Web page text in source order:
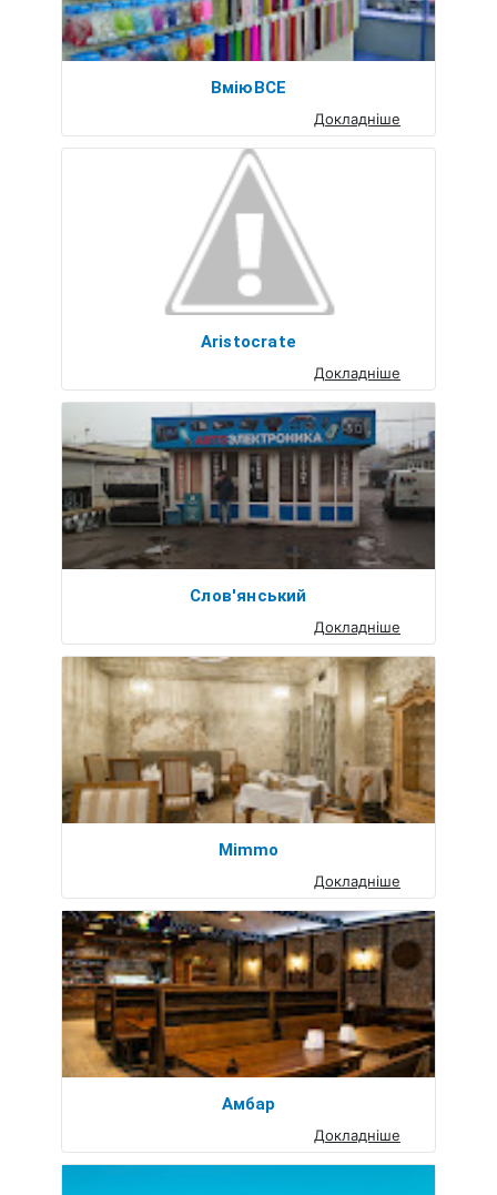
ВміюВСЕ
Докладніше
Aristocrate
Докладніше
Слов'янський
Докладніше
Mimmo
Докладніше
Амбар
Докладніше